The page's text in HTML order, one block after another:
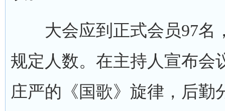
大会应到正式会员97名
规定人数。在主持人宣布会
庄严的《国歌》旋律，后勤